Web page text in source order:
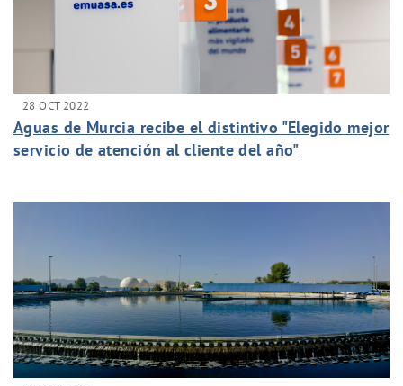
28 OCT 2022
Aguas de Murcia recibe el distintivo "Elegido mejor
servicio de atención al cliente del año"